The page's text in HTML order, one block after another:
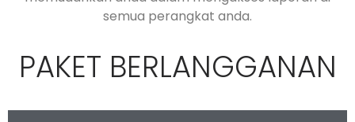
semua perangkat anda.
PAKET BERLANGGANAN